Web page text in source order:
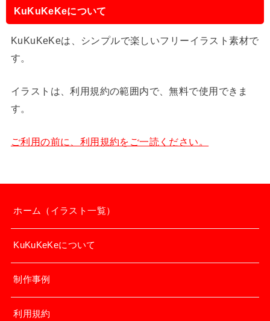
KuKuKeKeについて
KuKuKeKeは、シンプルで楽しいフリーイラスト素材で
す。
イラストは、利用規約の範囲内で、無料で使用できま
す。
ご利用の前に、利用規約をご一読ください。
ホーム（イラスト一覧）
KuKuKeKeについて
制作事例
利用規約